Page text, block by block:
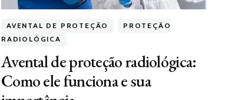
AVENTAL DE PROTEÇÃO
PROTEÇÃO
RADIOLÓGICA
Avental de proteção radiológica:
Como ele funciona e sua